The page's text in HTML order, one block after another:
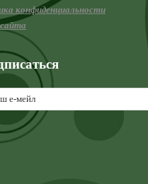
конфиденциальности